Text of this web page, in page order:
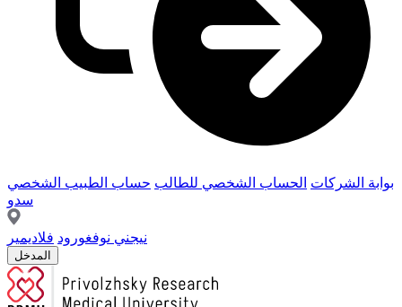
بوابة الشركات الحساب الشخصي للطالب حساب الطبيب الشخصي
سدو
نيجني نوفغورود فلاديمير
المدخل